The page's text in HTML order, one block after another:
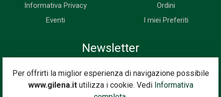
Per offrirti la miglior esperienza di navigazione possibile
www.gilena.itutilizza i cookie. Vedi Informativa
Informativa Privacy
Eventi
Ordini
I miei Preferiti
Newsletter
Iscriviti subito alla nostra newsletter. Riceverai prima di tutti le
novità, le offerte, i prossimi eventi...